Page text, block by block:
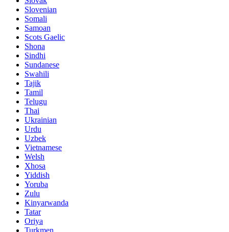
Slovenian
Somali
Samoan
Scots Gaelic
Shona
Sindhi
Sundanese
Swahili
Tajik
Tamil
Telugu
Thai
Ukrainian
Urdu
Uzbek
Vietnamese
Welsh
Xhosa
Yiddish
Yoruba
Zulu
Kinyarwanda
Tatar
Oriya